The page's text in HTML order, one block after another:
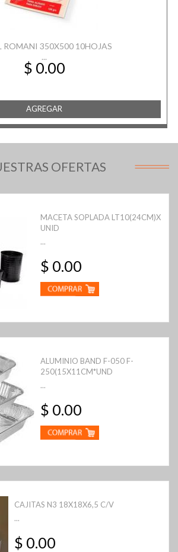
ROMANI 350X500 10HOJAS
...
$ 0.00
AGREGAR
OFERTAS
MACETA SOPLADA LT10(24CM)X
UNID
...
$ 0.00
ALUMINIO BAND F-050 F-
250(15X11CM*UND
...
$ 0.00
CAJITAS N3 18X18X6,5 C/V
...
$ 0.00